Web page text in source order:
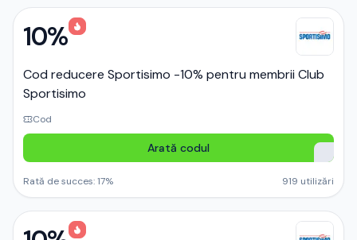
10%
Cod reducere Sportisimo -10% pentru membrii Club
Sportisimo
Cod
Arată codul
Rată de succes:17% 919 utilizări